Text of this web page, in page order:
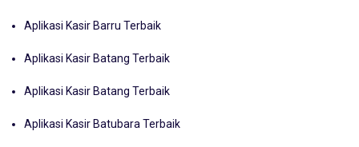
Aplikasi Kasir Barru Terbaik
Aplikasi Kasir Batang Terbaik
Aplikasi Kasir Batang Terbaik
Aplikasi Kasir Batubara Terbaik